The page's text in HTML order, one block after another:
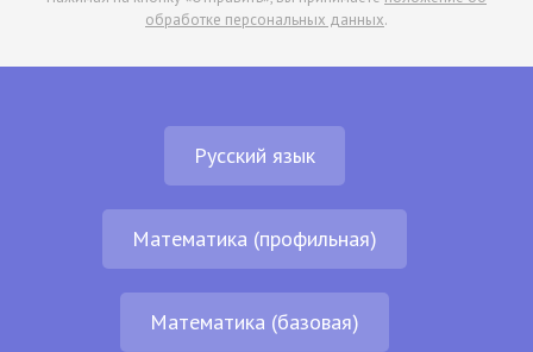
обработке персональных данных.
Русский язык
Математика (профильная)
Математика (базовая)